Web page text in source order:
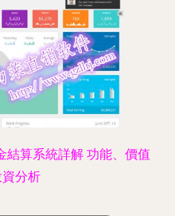
結算系統詳解 功能、價值
分析